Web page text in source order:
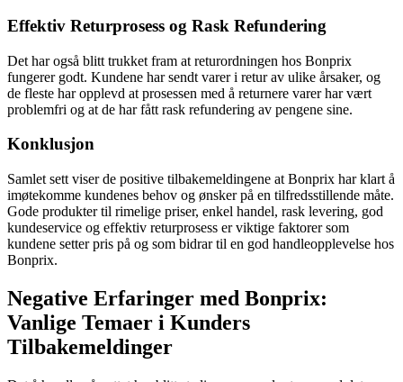
Effektiv Returprosess og Rask Refundering
Det har også blitt trukket fram at returordningen hos Bonprix
fungerer godt. Kundene har sendt varer i retur av ulike årsaker, og
de fleste har opplevd at prosessen med å returnere varer har vært
problemfri og at de har fått rask refundering av pengene sine.
Konklusjon
Samlet sett viser de positive tilbakemeldingene at Bonprix har klart å
imøtekomme kundenes behov og ønsker på en tilfredsstillende måte.
Gode produkter til rimelige priser, enkel handel, rask levering, god
kundeservice og effektiv returprosess er viktige faktorer som
kundene setter pris på og som bidrar til en god handleopplevelse hos
Bonprix.
Negative Erfaringer med Bonprix:
Vanlige Temaer i Kunders
Tilbakemeldinger